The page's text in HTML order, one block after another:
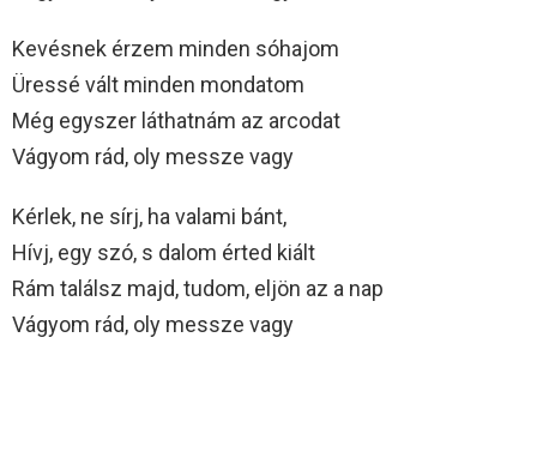
Kevésnek érzem minden sóhajom
Üressé vált minden mondatom
Még egyszer láthatnám az arcodat
Vágyom rád, oly messze vagy
Kérlek, ne sírj, ha valami bánt,
Hívj, egy szó, s dalom érted kiált
Rám találsz majd, tudom, eljön az a nap
Vágyom rád, oly messze vagy